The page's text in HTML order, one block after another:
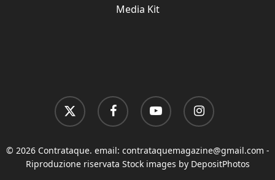
Media Kit
x-
twitter
facebook youtube instagram
© 2026 Contrataque. email: contrataquemagazine@gmail.com -
Riproduzione riservata Stock images by DepositPhotos